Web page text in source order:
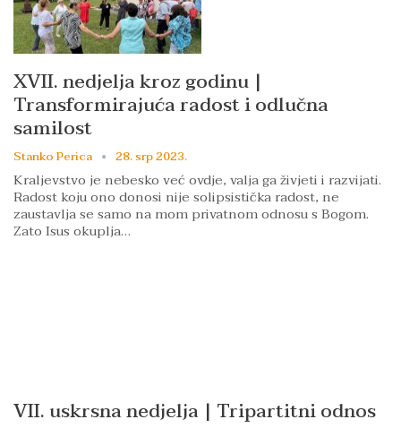
XVII. nedjelja kroz godinu |
Transformirajuća radost i odlučna
samilost
Stanko Perica 28. srp 2023.
Kraljevstvo je nebesko već ovdje, valja ga živjeti i razvijati.
Radost koju ono donosi nije solipsistička radost, ne
zaustavlja se samo na mom privatnom odnosu s Bogom.
Zato Isus okuplja…
VII. uskrsna nedjelja | Tripartitni odnos